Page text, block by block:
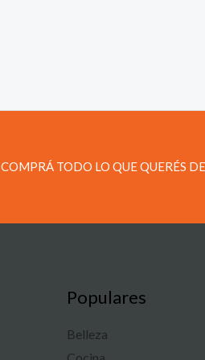
COMPRÁ TODO LO QUE QUERÉS
Populares
Belleza